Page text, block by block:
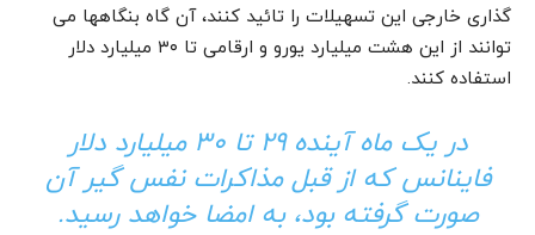
گذاری خارجی این تسهیلات را تائید کنند، آن گاه بنگاهها می
توانند از این هشت میلیارد یورو و ارقامی تا ۳۰ میلیارد دلار
استفاده کنند.
در یک ماه آینده ۲۹ تا ۳۰ میلیارد دلار
فاینانس که از قبل مذاکرات نفس گیر آن
صورت گرفته بود، به امضا خواهد رسید.